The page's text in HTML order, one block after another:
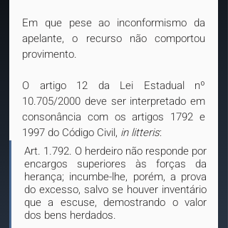
Em que pese ao inconformismo da
apelante, o recurso não comportou
provimento.
O artigo 12 da Lei Estadual nº
10.705/2000 deve ser interpretado em
consonância com os artigos 1792 e
1997 do Código Civil, in litteris:
Art. 1.792. O herdeiro não responde por
encargos superiores às forças da
herança; incumbe-lhe, porém, a prova
do excesso, salvo se houver inventário
que a escuse, demostrando o valor
dos bens herdados.